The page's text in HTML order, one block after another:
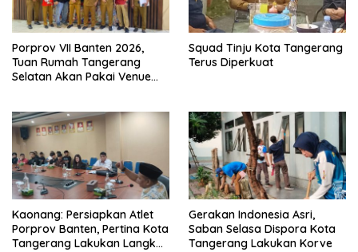
Porprov VII Banten 2026,
Tuan Rumah Tangerang
Selatan Akan Pakai Venue
Squad Tinju Kota Tangerang
Terus Diperkuat
Kaonang: Persiapkan Atlet
Porprov Banten, Pertina Kota
Tangerang Lakukan Langkah
Gerakan Indonesia Asri,
Saban Selasa Dispora Kota
Tangerang Lakukan Korve